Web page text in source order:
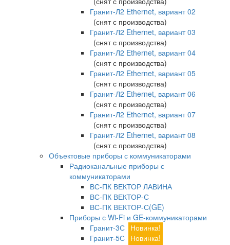
Гранит-Л2 Ethernet, вариант 02
(снят с производства)
Гранит-Л2 Ethernet, вариант 03
(снят с производства)
Гранит-Л2 Ethernet, вариант 04
(снят с производства)
Гранит-Л2 Ethernet, вариант 05
(снят с производства)
Гранит-Л2 Ethernet, вариант 06
(снят с производства)
Гранит-Л2 Ethernet, вариант 07
(снят с производства)
Гранит-Л2 Ethernet, вариант 08
(снят с производства)
Объектовые приборы с коммуникаторами
Радиоканальные приборы с
коммуникаторами
ВС-ПК ВЕКТОР ЛАВИНА
ВС-ПК ВЕКТОР-С
ВС-ПК ВЕКТОР-С(GE)
Приборы с Wi-Fi и GE-коммуникаторами
Гранит-3С Новинка!
Гранит-5С Новинка!